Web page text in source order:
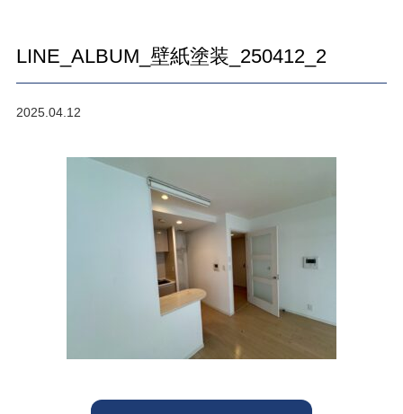
LINE_ALBUM_壁紙塗装_250412_2
2025.04.12